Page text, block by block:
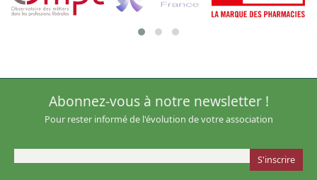
Abonnez-vous à notre newsletter !
Pour rester informé de l'évolution de votre association